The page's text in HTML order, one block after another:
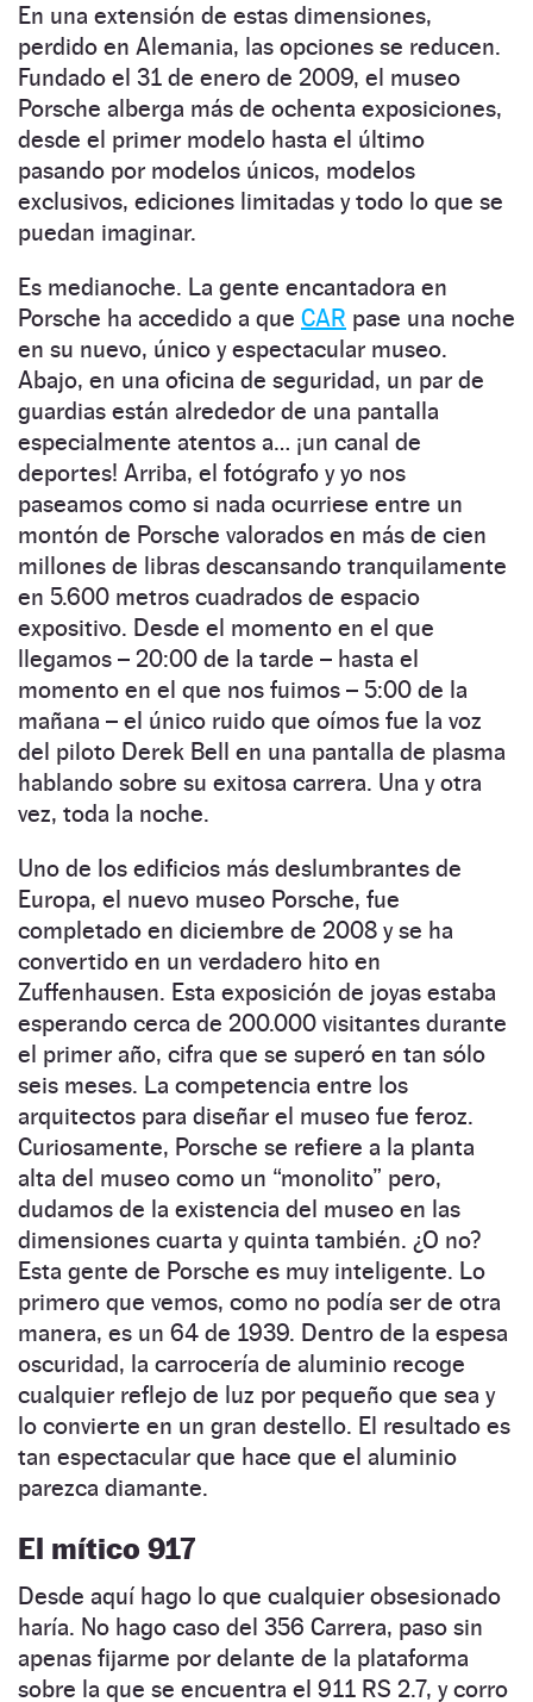
En una extensión de estas dimensiones,
perdido en Alemania, las opciones se reducen.
Fundado el 31 de enero de 2009, el museo
Porsche alberga más de ochenta exposiciones,
desde el primer modelo hasta el último
pasando por modelos únicos, modelos
exclusivos, ediciones limitadas y todo lo que se
puedan imaginar.
Es medianoche. La gente encantadora en
Porsche ha accedido a que CAR pase una noche
en su nuevo, único y espectacular museo.
Abajo, en una oficina de seguridad, un par de
guardias están alrededor de una pantalla
especialmente atentos a… ¡un canal de
deportes! Arriba, el fotógrafo y yo nos
paseamos como si nada ocurriese entre un
montón de Porsche valorados en más de cien
millones de libras descansando tranquilamente
en 5.600 metros cuadrados de espacio
expositivo. Desde el momento en el que
llegamos – 20:00 de la tarde – hasta el
momento en el que nos fuimos – 5:00 de la
mañana – el único ruido que oímos fue la voz
del piloto Derek Bell en una pantalla de plasma
hablando sobre su exitosa carrera. Una y otra
vez, toda la noche.
Uno de los edificios más deslumbrantes de
Europa, el nuevo museo Porsche, fue
completado en diciembre de 2008 y se ha
convertido en un verdadero hito en
Zuffenhausen. Esta exposición de joyas estaba
esperando cerca de 200.000 visitantes durante
el primer año, cifra que se superó en tan sólo
seis meses. La competencia entre los
arquitectos para diseñar el museo fue feroz.
Curiosamente, Porsche se refiere a la planta
alta del museo como un “monolito” pero,
dudamos de la existencia del museo en las
dimensiones cuarta y quinta también. ¿O no?
Esta gente de Porsche es muy inteligente. Lo
primero que vemos, como no podía ser de otra
manera, es un 64 de 1939. Dentro de la espesa
oscuridad, la carrocería de aluminio recoge
cualquier reflejo de luz por pequeño que sea y
lo convierte en un gran destello. El resultado es
tan espectacular que hace que el aluminio
parezca diamante.
El mítico 917
Desde aquí hago lo que cualquier obsesionado
haría. No hago caso del 356 Carrera, paso sin
apenas fijarme por delante de la plataforma
sobre la que se encuentra el 911 RS 2.7, y corro